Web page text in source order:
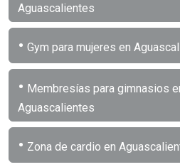
Aguascalientes
• Gym para mujeres en
• Membresías para gimnasios
Aguascalientes
• Zona de cardio en